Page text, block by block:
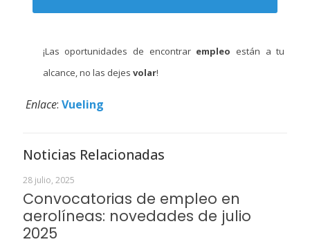
¡Las oportunidades de encontrar empleo están a tu
alcance, no las dejes volar!
Enlace: Vueling
Noticias Relacionadas
28 julio, 2025
Convocatorias de empleo en
aerolíneas: novedades de julio
2025